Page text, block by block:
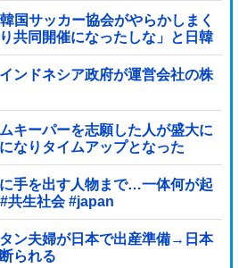
国サッカー協会がやらかしまく
共同開催になったしな」と日韓
も……
ンドネシア政府が運営会社の株
キーパーを志願した人が盛大に
なりタイムアップとなった
に手を出す人物まで…一体何が起
共生社会 #japan
タン夫婦が日本で出産準備→日本
られる